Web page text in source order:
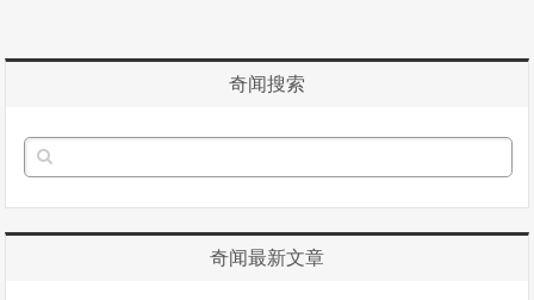
奇闻搜索
奇闻最新文章